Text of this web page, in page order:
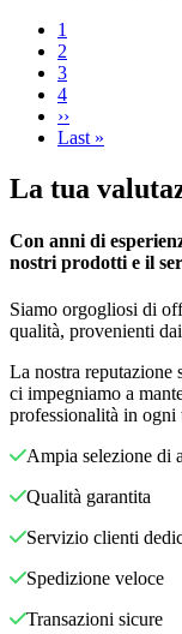
Page
1
Page
2
Page
3
Page
4
Pagina
successiva
››
Ultima
Last »
La tua
Con anni di
nostri prodotti e il
Siamo orgogliosi di
qualità, provenienti
La nostra reputazione
ci impegniamo a
professionalità in ogni
Ampia selezione di
Qualità garantita
Servizio clienti
Spedizione veloce
Transazioni sicure